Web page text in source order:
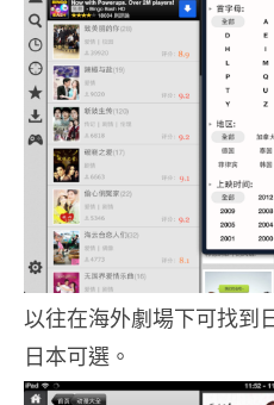
以往在海外劇場下可找到
日本可選。